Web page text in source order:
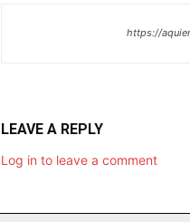
https://
LEAVE A REPLY
Log in to leave a comment